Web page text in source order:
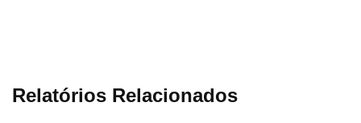
Relatórios Relacionados